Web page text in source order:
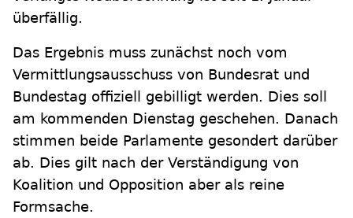
überfällig.
Das Ergebnis muss zunächst noch vom
Vermittlungsausschuss von Bundesrat und
Bundestag offiziell gebilligt werden. Dies soll
am kommenden Dienstag geschehen. Danach
stimmen beide Parlamente gesondert darüber
ab. Dies gilt nach der Verständigung von
Koalition und Opposition aber als reine
Formsache.